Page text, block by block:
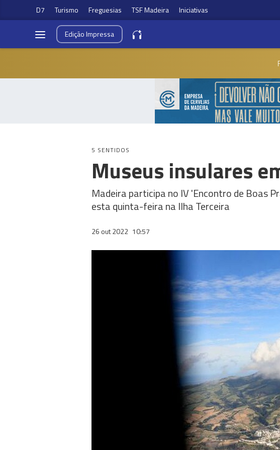
D7 Turismo Freguesias TSF Madeira Iniciativas
EdiçãoImpressa
5 SENTIDOS
Museus insulares
Madeira participa no IV 'Encontro de Boas
esta quinta-feira na Ilha Terceira
26 out 2022 10:57